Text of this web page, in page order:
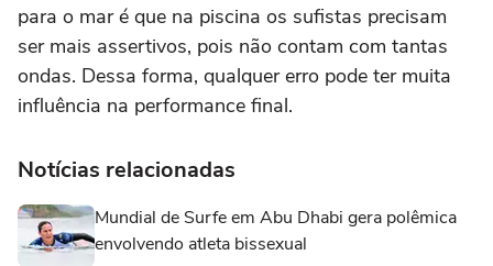
para o mar é que na piscina os sufistas precisam
ser mais assertivos, pois não contam com tantas
ondas. Dessa forma, qualquer erro pode ter muita
influência na performance final.
Notícias relacionadas
Mundial de Surfe em Abu Dhabi gera polêmica
envolvendo atleta bissexual